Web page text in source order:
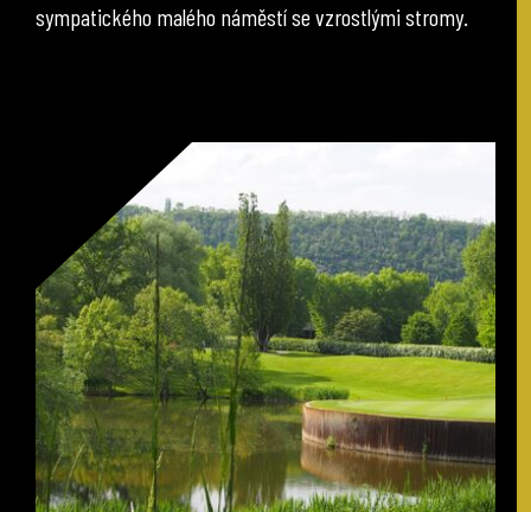
sympatického malého náměstí se vzrostlými stromy.